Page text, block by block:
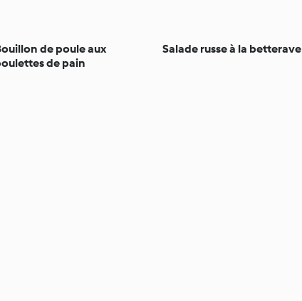
de poule aux
de pain
Salade russe à la betterave